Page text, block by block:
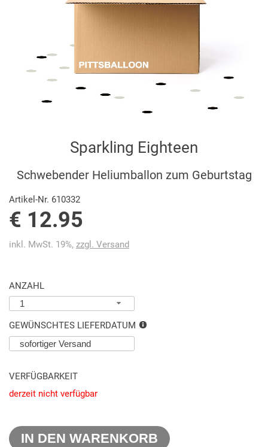
Sparkling Eighteen
Schwebender Heliumballon zum Geburtstag
Artikel-Nr. 610332
€ 12.95
inkl. MwSt. 19%, zzgl. Versand
ANZAHL
1
GEWÜNSCHTES LIEFERDATUM
VERFÜGBARKEIT
derzeit nicht verfügbar
IN DEN WARENKORB